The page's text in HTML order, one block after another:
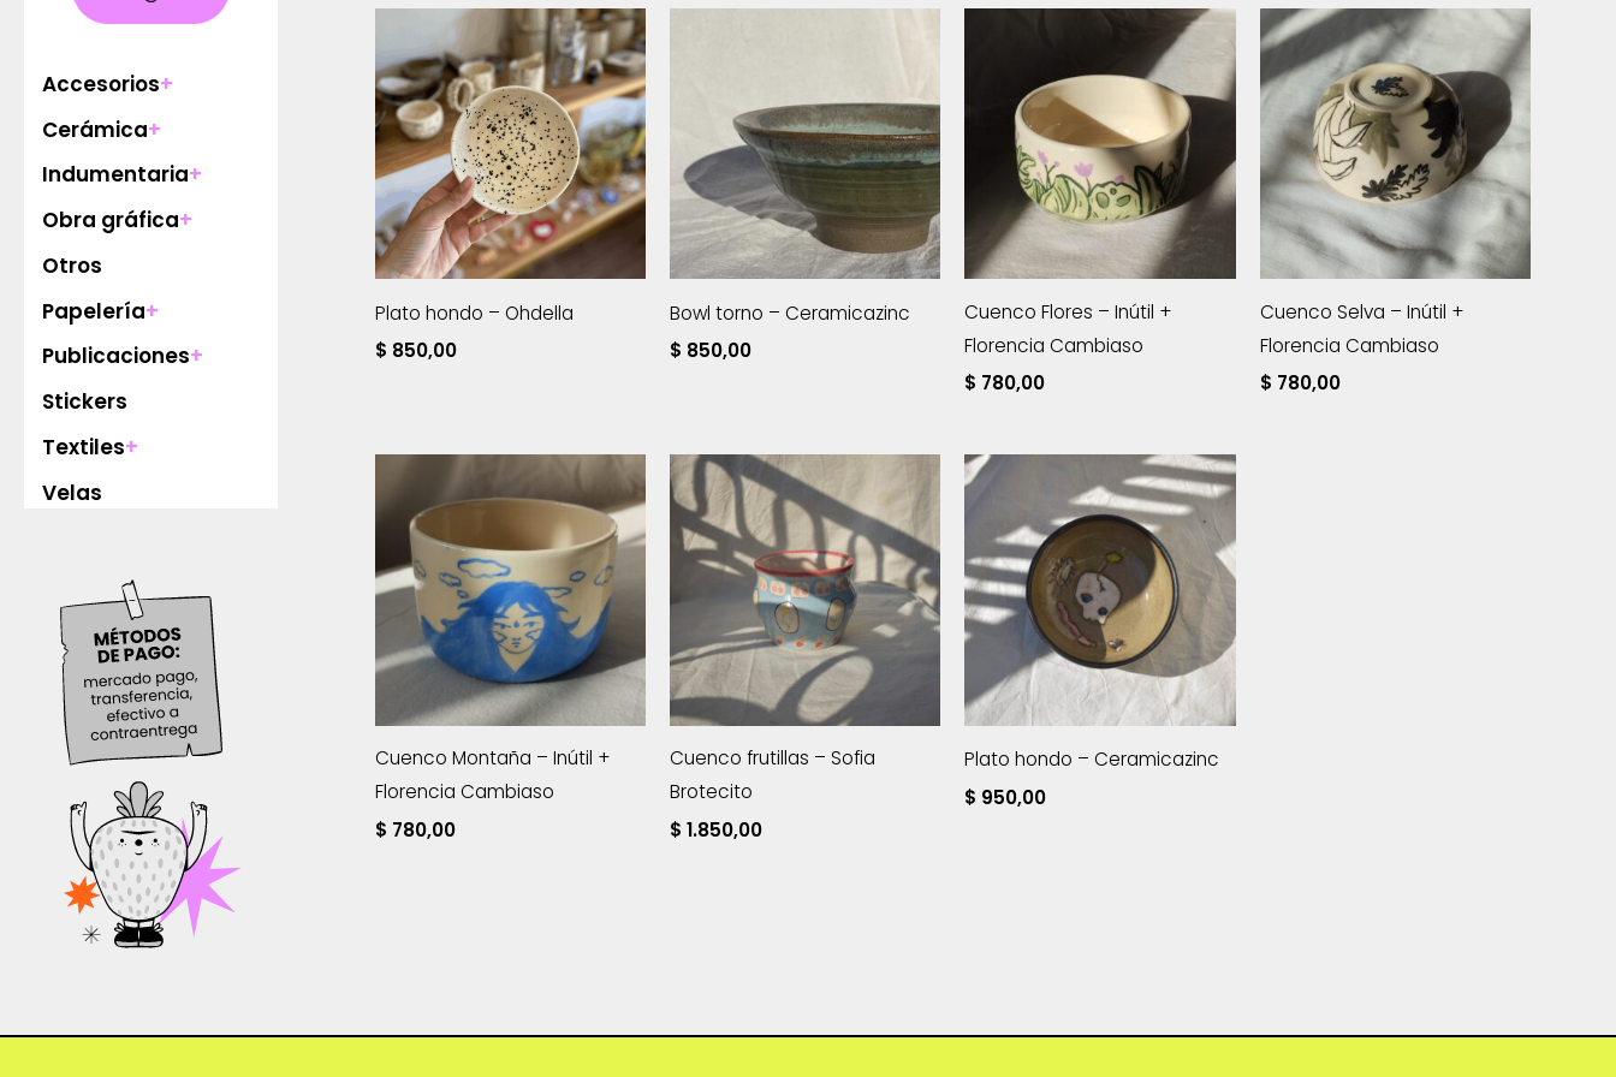
Accesorios+
Cerámica+
Indumentaria+
Obra gráfica+
Otros
Papelería+
Publicaciones+
Stickers
Textiles+
Velas
Plato hondo – Ohdella
$ 850,00
Bowl torno – Ceramicazinc
$ 850,00
Cuenco Flores – Inútil +
Florencia Cambiaso
$ 780,00
Cuenco Selva – Inútil +
Florencia Cambiaso
$ 780,00
Cuenco Montaña – Inútil +
Florencia Cambiaso
$ 780,00
Cuenco frutillas – Sofia
Brotecito
$ 1.850,00
Plato hondo – Ceramicazinc
$ 950,00